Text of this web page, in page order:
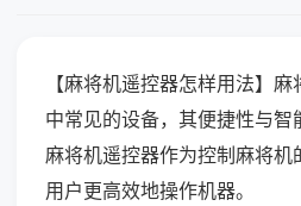
【麻将机遥控器怎样用法】
中常见的设备，其便捷性与
麻将机遥控器作为控制麻将机
用户更高效地操作机器。